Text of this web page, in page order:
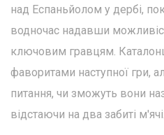
над Еспаньйолом у дербі,
водночас надавши
ключовим гравцям.
фаворитами наступної гри,
питання, чи зможуть вони
відстаючи на два забиті м'ячі.